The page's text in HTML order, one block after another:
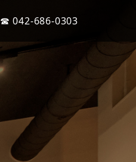
☎ 042-686-0303